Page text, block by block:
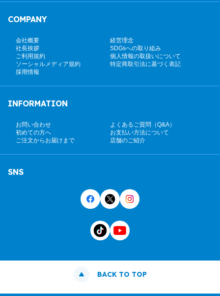
COMPANY
会社概要
経営理念
社長挨拶
SDGsへの取り組み
ご利用規約
個人情報の取扱いについて
ソーシャルメディア規約
特定商取引法に基づく表記
採用情報
INFORMATION
お問い合わせ
よくあるご質問（Q&A）
初めての方へ
お支払い方法について
ご注文からお届けまで
店舗のご紹介
SNS
BACK TO TOP